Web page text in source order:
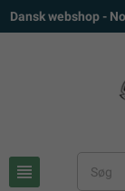
Dansk webshop -
view_headline